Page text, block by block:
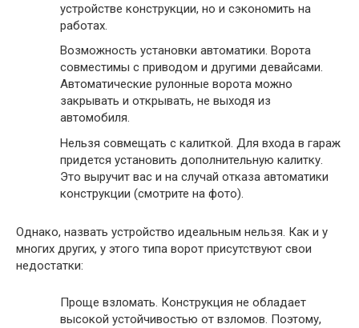
устройстве конструкции, но и сэкономить на
работах.
Возможность установки автоматики. Ворота
совместимы с приводом и другими девайсами.
Автоматические рулонные ворота можно
закрывать и открывать, не выходя из
автомобиля.
Нельзя совмещать с калиткой. Для входа в гараж
придется установить дополнительную калитку.
Это выручит вас и на случай отказа автоматики
конструкции (смотрите на фото).
Однако, назвать устройство идеальным нельзя. Как и у
многих других, у этого типа ворот присутствуют свои
недостатки:
Проще взломать. Конструкция не обладает
высокой устойчивостью от взломов. Поэтому,